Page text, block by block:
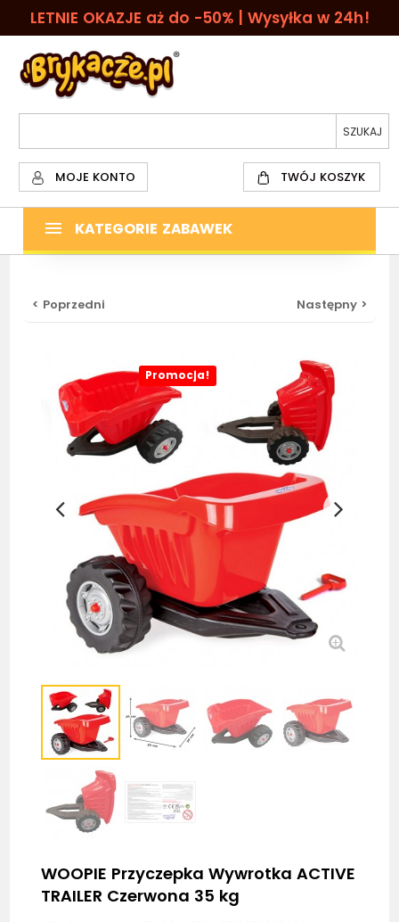
LETNIE OKAZJE aż do -50% | Wysyłka w 24h!
MOJE KONTO TWÓJ KOSZYK
KATEGORIE ZABAWEK
< Poprzedni Następny >
Promocja!
WOOPIE Przyczepka Wywrotka ACTIVE
TRAILER Czerwona 35 kg